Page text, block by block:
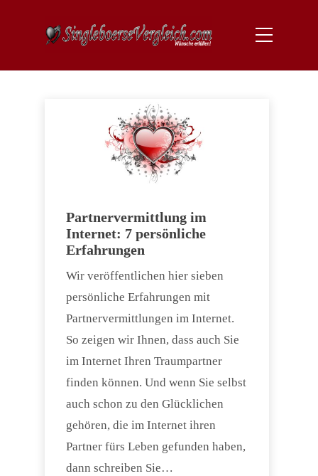
Partnervermittlung im
Internet: 7 persönliche
Erfahrungen
Wir veröffentlichen hier sieben
persönliche Erfahrungen mit
Partnervermittlungen im Internet.
So zeigen wir Ihnen, dass auch Sie
im Internet Ihren Traumpartner
finden können. Und wenn Sie selbst
auch schon zu den Glücklichen
gehören, die im Internet ihren
Partner fürs Leben gefunden haben,
dann schreiben Sie…